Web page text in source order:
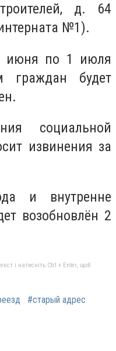
д. 64
№1).
июня по 1 июля
граждан будет
социальной
извинения за
и внутренне
возобновлён 2
і натисніть Ctrl + Enter, щоб
#старый адрес